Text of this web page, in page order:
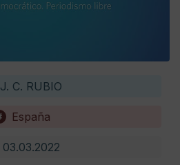
J. C. RUBIO
España
03.03.2022